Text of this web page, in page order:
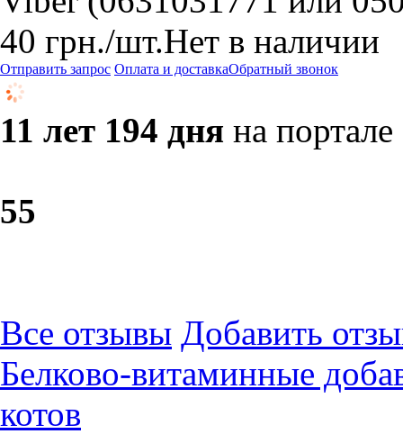
40 грн./шт.Нет в наличии
Отправить запрос Оплата и доставкаОбратный звонок
11 лет 194 дня на портале
55
Все отзывы Добавить
Белково-витаминные
котов